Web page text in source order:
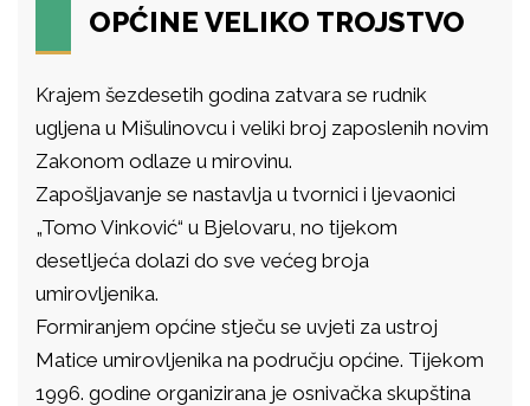
OPĆINE VELIKO TROJSTVO
Krajem šezdesetih godina zatvara se rudnik
ugljena u Mišulinovcu i veliki broj zaposlenih novim
Zakonom odlaze u mirovinu.
Zapošljavanje se nastavlja u tvornici i ljevaonici
„Tomo Vinković“ u Bjelovaru, no tijekom
desetljeća dolazi do sve većeg broja
umirovljenika.
Formiranjem općine stječu se uvjeti za ustroj
Matice umirovljenika na području općine. Tijekom
1996. godine organizirana je osnivačka skupština